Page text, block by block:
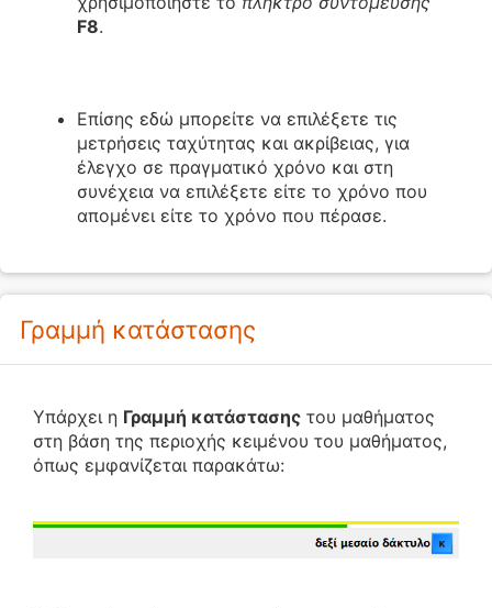
F8.
Επίσης εδώ μπορείτε να επιλέξετε τις
μετρήσεις ταχύτητας και ακρίβειας, για
έλεγχο σε πραγματικό χρόνο και στη
συνέχεια να επιλέξετε είτε το χρόνο που
απομένει είτε το χρόνο που πέρασε.
Γραμμή κατάστασης
Υπάρχει η Γραμμή κατάστασης του μαθήματος
στη βάση της περιοχής κειμένου του μαθήματος,
όπως εμφανίζεται παρακάτω: